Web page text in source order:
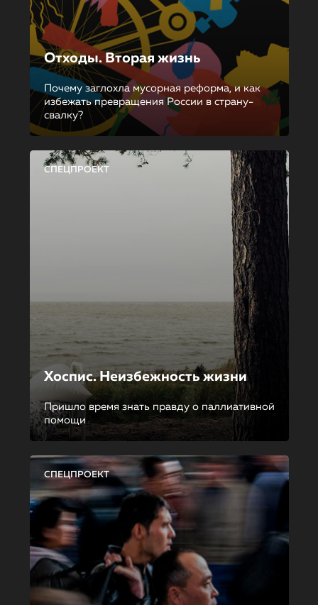
Отходы. Вторая жизнь
Почему заглохла мусорная реформа, и как
избежать превращения России в страну-
свалку?
СПЕЦПРОЕКТ
Хоспис. Неизбежность жизни
Пришло время знать правду о паллиативной
помощи
СПЕЦПРОЕКТ